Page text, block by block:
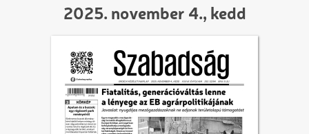
2025. november 4., kedd